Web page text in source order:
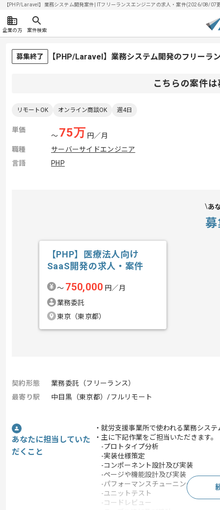
【PHP/Laravel】業務システム開発案件| ITフリーランスエンジニアの求人・案件(2026/08/07
企業の方 案件検索
募集終了 【PHP/Laravel】業務システム開発のフリーラ
こちらの案件
リモートOK オンライン商談OK 週4日
単価
〜75万 円／月
職種
サーバーサイドエンジニア
言語
PHP
あ
【PHP】医療法人向け
SaaS開発の求人・案件
〜 750,000 円／月
業務委託
東京（東京都）
契約形態
業務委託（フリーランス）
最寄り駅
中目黒（東京都）/フルリモート
あなたに担当していた
だくこと
・就労支援事業所で使われる業務シス
・主に下記作業をご担当いただきます。
-プロトタイプ分析
-実装仕様策定
-コンポーネント設計及び実装
-ページや機能設計及び実装
-パフォーマンスチューニング
-ユニットテスト
-コードレビュー